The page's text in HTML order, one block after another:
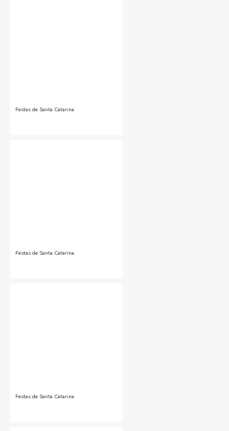
Festas de Santa Catarina
Festas de Santa Catarina
Festas de Santa Catarina